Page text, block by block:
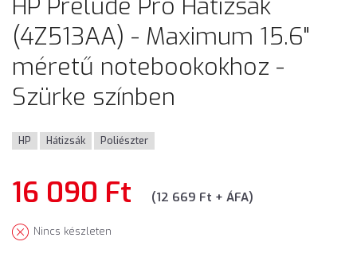
HP Prelude Pro Hátizsák
(4Z513AA) - Maximum 15.6"
méretű notebookokhoz -
Szürke színben
HP Hátizsák Poliészter
16 090 Ft (12 669 Ft + ÁFA)
Nincs készleten